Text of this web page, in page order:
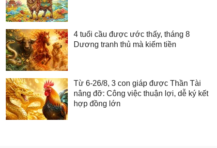
4 tuổi cầu được ước thấy, tháng 8
Dương tranh thủ mà kiếm tiền
Từ 6-26/8, 3 con giáp được Thần Tài
nâng đỡ: Công việc thuận lợi, dễ ký kết
hợp đồng lớn